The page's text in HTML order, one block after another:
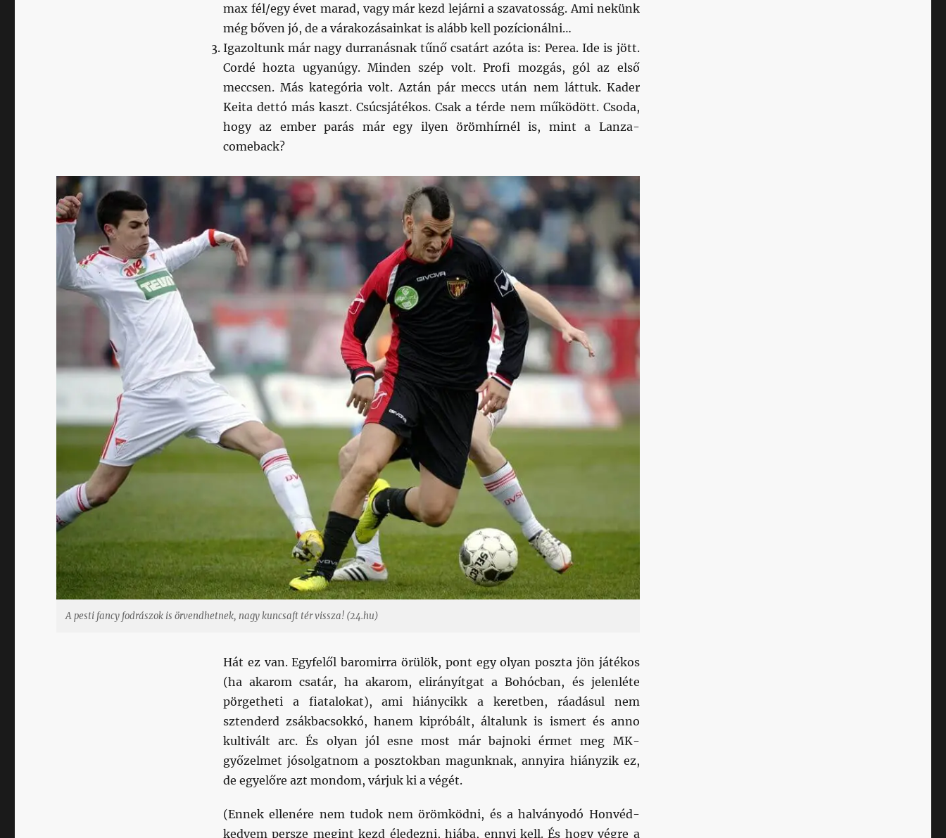
max fél/egy évet marad, vagy már kezd lejárni a szavatosság. Ami nekünk
még bőven jó, de a várakozásainkat is alább kell pozícionálni…
Igazoltunk már nagy durranásnak tűnő csatárt azóta is: Perea. Ide is jött.
Cordé hozta ugyanúgy. Minden szép volt. Profi mozgás, gól az első
meccsen. Más kategória volt. Aztán pár meccs után nem láttuk. Kader
Keita dettó más kaszt. Csúcsjátékos. Csak a térde nem működött. Csoda,
hogy az ember parás már egy ilyen örömhírnél is, mint a Lanza-
comeback?
A pesti fancy fodrászok is örvendhetnek, nagy kuncsaft tér vissza! (24.hu)
Hát ez van. Egyfelől baromirra örülök, pont egy olyan poszta jön játékos
(ha akarom csatár, ha akarom, elirányítgat a Bohócban, és jelenléte
pörgetheti a fiatalokat), ami hiánycikk a keretben, ráadásul nem
sztenderd zsákbacsokkó, hanem kipróbált, általunk is ismert és anno
kultivált arc. És olyan jól esne most már bajnoki érmet meg MK-
győzelmet jósolgatnom a posztokban magunknak, annyira hiányzik ez,
de egyelőre azt mondom, várjuk ki a végét.
(Ennek ellenére nem tudok nem örömködni, és a halványodó Honvéd-
kedvem persze megint kezd éledezni, hiába, ennyi kell. És hogy végre a